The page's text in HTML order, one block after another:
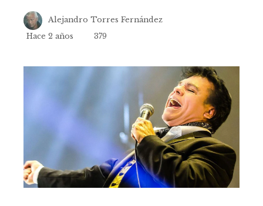
Alejandro Torres Fernández
Hace 2 años
379